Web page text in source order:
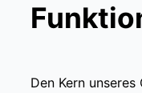
Den Kern